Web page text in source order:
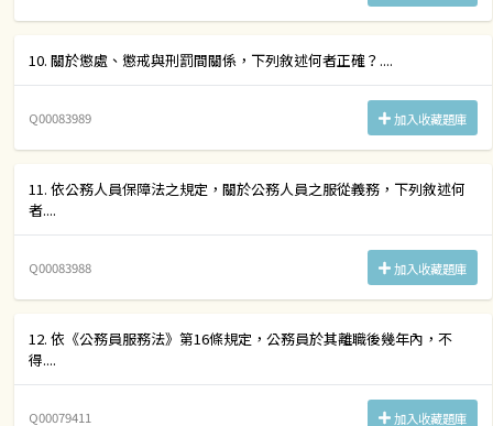
10. 關於懲處、懲戒與刑罰間關係，下列敘述何者正確？....
Q00083989 加入收藏題庫
11. 依公務人員保障法之規定，關於公務人員之服從義務，下列敘述何
者....
Q00083988 加入收藏題庫
12. 依《公務員服務法》第16條規定，公務員於其離職後幾年內，不
得....
Q00079411 加入收藏題庫